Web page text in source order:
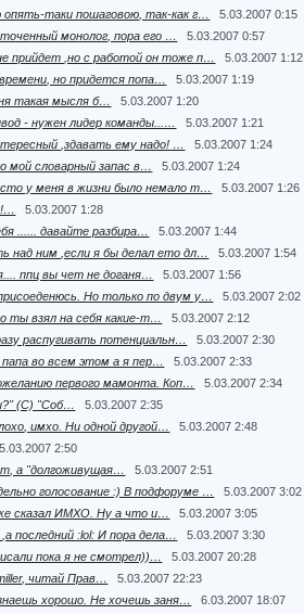
опять-таки пошаговою, так-как г…
5.03.2007 0:15
монолог, пора его …
5.03.2007 0:57
прийдет ,но с работой он тоже п…
5.03.2007 1:12
но придется попа…
5.03.2007 1:19
такая мысля б…
5.03.2007 1:20
- нужен лидер команды...…
5.03.2007 1:21
,здавать ему надо! …
5.03.2007 1:24
мой словарный запас в…
5.03.2007 1:24
у меня в жизни было немало т…
5.03.2007 1:26
5.03.2007 1:28
...... давайте разбира…
5.03.2007 1:44
над ним ,если я бы делал ето дл…
5.03.2007 1:54
ппц вы чет не доганя…
5.03.2007 1:56
Но только по двум у…
5.03.2007 2:02
ты взял на себя какие-т…
5.03.2007 2:12
распугивать потенциальн…
5.03.2007 2:30
во всем этом а я пер…
5.03.2007 2:33
первого мамонта. Коп…
5.03.2007 2:34
(С) "Соб…
5.03.2007 2:35
имхо. Ни одной другой…
5.03.2007 2:48
5.03.2007 2:50
а "долгоживущая…
5.03.2007 2:51
голосование :) В подфоруме …
5.03.2007 3:02
сказал ИМХО. Ну а что и…
5.03.2007 3:05
последний :lol: И пора дела…
5.03.2007 3:30
пока я не смотрел))…
5.03.2007 20:28
читай Прав…
5.03.2007 22:23
хорошо. Не хочешь заня…
6.03.2007 18:07